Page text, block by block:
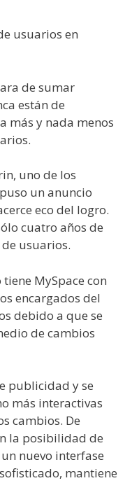
usuarios en
de sumar
están de
más y nada menos
uno de los
un anuncio
eco del logro.
cuatro años de
usuarios.
MySpace con
encargados del
debido a que se
de cambios
publicidad y se
más interactivas
cambios. De
la posibilidad de
nuevo interfase
mantiene